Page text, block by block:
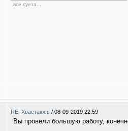
всё суета...
RE: Хвастаюсь / 08-09-2019 22:59
Вы провели большую работу,